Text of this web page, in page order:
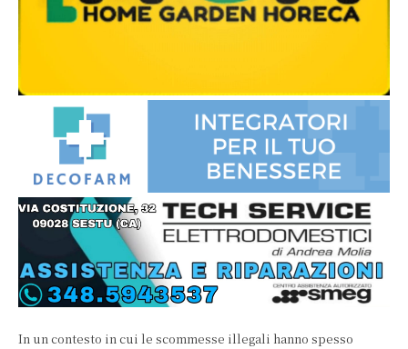
In un contesto in cui le scommesse illegali hanno spesso